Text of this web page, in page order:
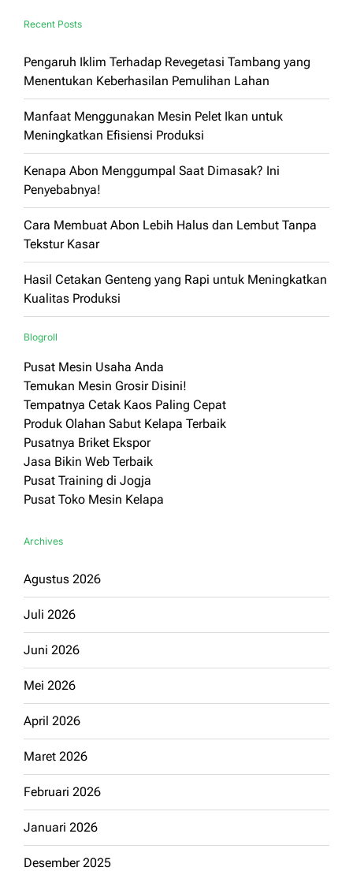
Recent Posts
Pengaruh Iklim Terhadap Revegetasi Tambang yang
Menentukan Keberhasilan Pemulihan Lahan
Manfaat Menggunakan Mesin Pelet Ikan untuk
Meningkatkan Efisiensi Produksi
Kenapa Abon Menggumpal Saat Dimasak? Ini
Penyebabnya!
Cara Membuat Abon Lebih Halus dan Lembut Tanpa
Tekstur Kasar
Hasil Cetakan Genteng yang Rapi untuk Meningkatkan
Kualitas Produksi
Blogroll
Pusat Mesin Usaha Anda
Temukan Mesin Grosir Disini!
Tempatnya Cetak Kaos Paling Cepat
Produk Olahan Sabut Kelapa Terbaik
Pusatnya Briket Ekspor
Jasa Bikin Web Terbaik
Pusat Training di Jogja
Pusat Toko Mesin Kelapa
Archives
Agustus 2026
Juli 2026
Juni 2026
Mei 2026
April 2026
Maret 2026
Februari 2026
Januari 2026
Desember 2025